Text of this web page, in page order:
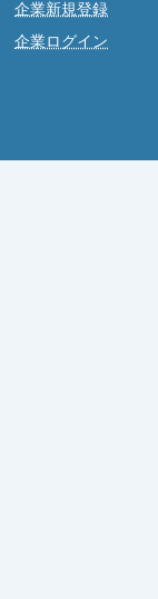
企業新規登録
企業ログイン